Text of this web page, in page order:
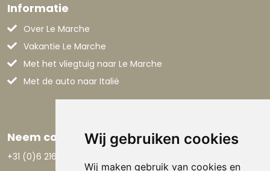
Wij gebruiken cookies
Wij maken gebruik van cookies en
Informatie
Over Le Marche
Vakantie Le Marche
Met het vliegtuig naar Le Marche
Met de auto naar Italië
Neem contact op
+31 (0)6 21668801